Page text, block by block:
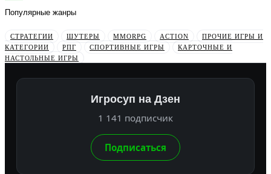
Популярные жанры
СТРАТЕГИИ ШУТЕРЫ MMORPG ACTION
ПРОЧИЕ ИГРЫ И
КАТЕГОРИИ
РПГ СПОРТИВНЫЕ ИГРЫ
КАРТОЧНЫЕ И
НАСТОЛЬНЫЕ ИГРЫ
Игросуп на Дзен
1 141 подписчик
Подписаться